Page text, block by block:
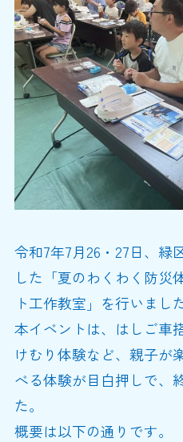
令和7年7月26・27日、緑
した「夏のわくわく防災
ト工作教室」を行いました
本イベントは、はしご車
けむり体験など、親子が
べる体験が目白押しで、
た。
概要は以下の通りです。